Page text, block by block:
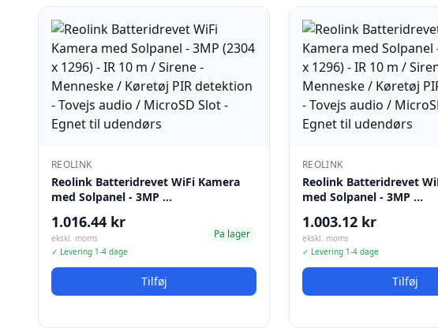
REOLINK
Reolink Batteridrevet WiFi Kamera
med Solpanel - 3MP …
1.016.44 kr
ekskl. moms
✓ Levering 1-4 dage
Pa lager
Tilføj
REOLINK
Reolink Batteridrevet
med Solpanel - 3MP …
1.003.12 kr
ekskl. moms
✓ Levering 1-4 dage
Tilføj